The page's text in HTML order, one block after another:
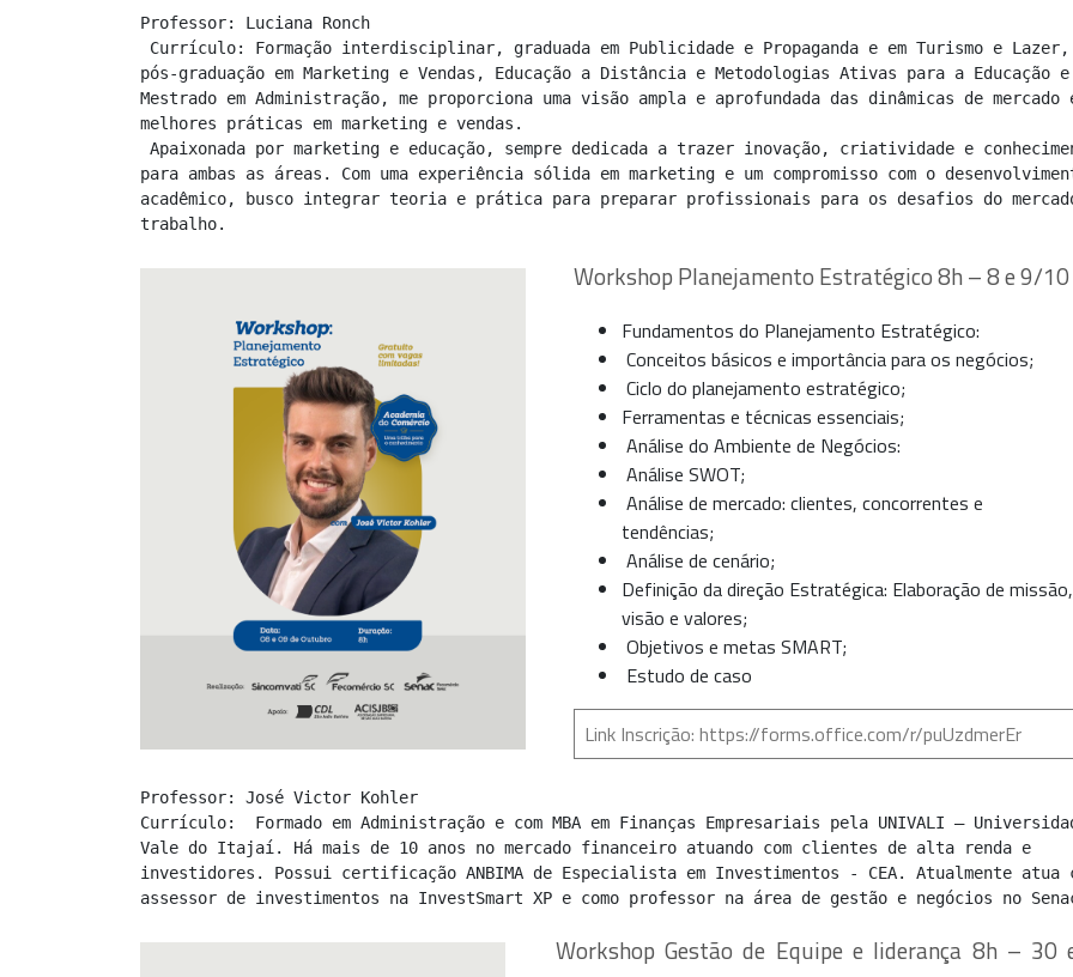
Professor: Luciana Ronch
pós-graduação em Marketing e Vendas, Educação a Distância e Metodologias Ativas para a Educação e
Mestrado em Administração, me proporciona uma visão ampla e aprofundada das dinâmicas de mercado
melhores práticas em marketing e vendas.
para ambas as áreas. Com uma experiência sólida em marketing e um compromisso com o
acadêmico, busco integrar teoria e prática para preparar profissionais para os desafios do
trabalho.
Workshop Planejamento Estratégico 8h – 8 e 9/10
Fundamentos do Planejamento Estratégico:
Conceitos básicos e importância para os negócios;
Ciclo do planejamento estratégico;
Ferramentas e técnicas essenciais;
Análise do Ambiente de Negócios:
Análise SWOT;
Análise de mercado: clientes, concorrentes e
tendências;
Análise de cenário;
Definição da direção Estratégica: Elaboração de missão,
visão e valores;
Objetivos e metas SMART;
Estudo de caso
Link Inscrição: https://forms.office.com/r/puUzdmerEr
Professor: José Victor Kohler
Currículo:  Formado em Administração e com MBA em Finanças Empresariais pela UNIVALI –
Vale do Itajaí. Há mais de 10 anos no mercado financeiro atuando com clientes de alta renda e
investidores. Possui certificação ANBIMA de Especialista em Investimentos - CEA. Atualmente atua
assessor de investimentos na InvestSmart XP e como professor na área de gestão e negócios no
Workshop Gestão de Equipe e liderança 8h – 30